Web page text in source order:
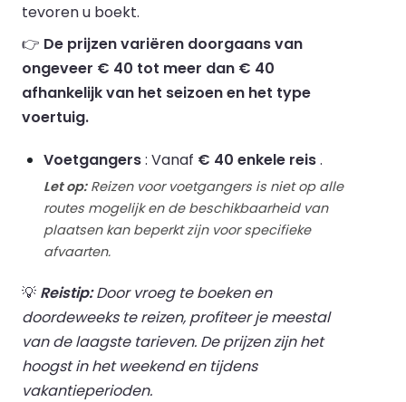
tevoren u boekt.
👉 De prijzen variëren doorgaans van
ongeveer € 40 tot meer dan € 40
afhankelijk van het seizoen en het type
voertuig.
Voetgangers: Vanaf € 40 enkele reis.
Let op:Reizen voor voetgangers is niet op alle
routes mogelijk en de beschikbaarheid van
plaatsen kan beperkt zijn voor specifieke
afvaarten.
💡 Reistip:Door vroeg te boeken en
doordeweeks te reizen, profiteer je meestal
van de laagste tarieven. De prijzen zijn het
hoogst in het weekend en tijdens
vakantieperioden.